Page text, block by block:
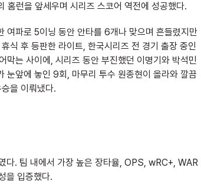
홈런을 앞세우며 시리즈 스코어 역전에 성공했다.
여파로 5이닝 동안 안타를 6개나 맞으며 흔들렸지만
식 후 등판한 라이트, 한국시리즈 전 경기 출장 중인
막는 사이에, 시리즈 동안 부진했던 이명기와 박석민
눈앞에 놓인 9회, 마무리 투수 원종현이 올라와 깔끔
을 이뤄냈다.
다. 팀 내에서 가장 높은 장타율, OPS, wRC+, WAR
을 입증했다.